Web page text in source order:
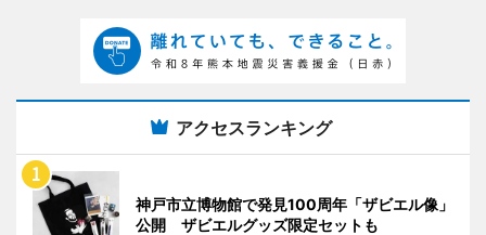
アクセスランキング
神戸市立博物館で発見100周年「ザビエル像」
公開 ザビエルグッズ限定セットも